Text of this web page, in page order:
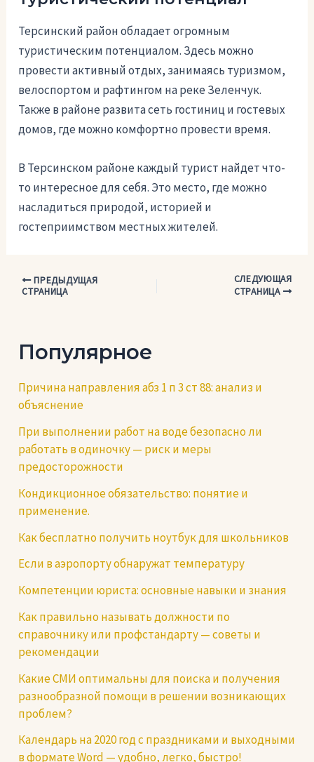
Терсинский район обладает огромным
туристическим потенциалом. Здесь можно
провести активный отдых, занимаясь туризмом,
велоспортом и рафтингом на реке Зеленчук.
Также в районе развита сеть гостиниц и гостевых
домов, где можно комфортно провести время.
В Терсинском районе каждый турист найдет что-
то интересное для себя. Это место, где можно
насладиться природой, историей и
гостеприимством местных жителей.
Навигация
ПРЕДЫДУЩАЯ
СТРАНИЦА
СЛЕДУЮЩАЯ
СТРАНИЦА
Популярное
Причина направления абз 1 п 3 ст 88: анализ и
объяснение
При выполнении работ на воде безопасно ли
работать в одиночку — риск и меры
предосторожности
Кондикционное обязательство: понятие и
применение.
Как бесплатно получить ноутбук для школьников
Если в аэропорту обнаружат температуру
Компетенции юриста: основные навыки и знания
Как правильно называть должности по
справочнику или профстандарту — советы и
рекомендации
Какие СМИ оптимальны для поиска и получения
разнообразной помощи в решении возникающих
проблем?
Календарь на 2020 год с праздниками и выходными
в формате Word — удобно, легко, быстро!